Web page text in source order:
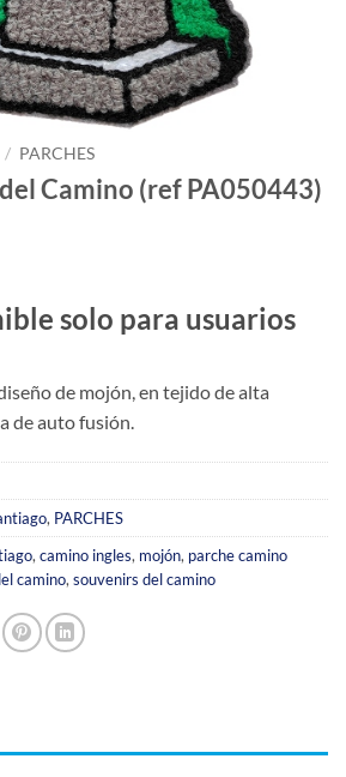
/ PARCHES
Camino (ref PA050443)
solo para usuarios
de mojón, en tejido de alta
de auto fusión.
, PARCHES
,camino ingles, mojón, parche camino
camino,souvenirs del camino